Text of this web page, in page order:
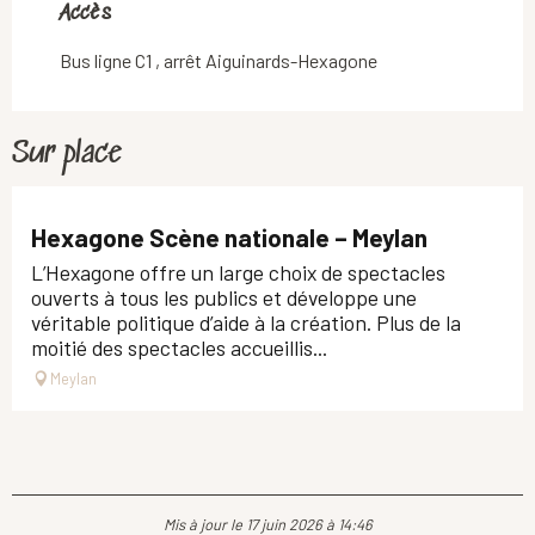
Accès
Accès
Bus ligne C1 , arrêt Aiguinards-Hexagone
Sur place
Hexagone Scène nationale – Meylan
L’Hexagone offre un large choix de spectacles
ouverts à tous les publics et développe une
véritable politique d’aide à la création. Plus de la
moitié des spectacles accueillis...
Meylan
Mis à jour le 17 juin 2026 à 14:46